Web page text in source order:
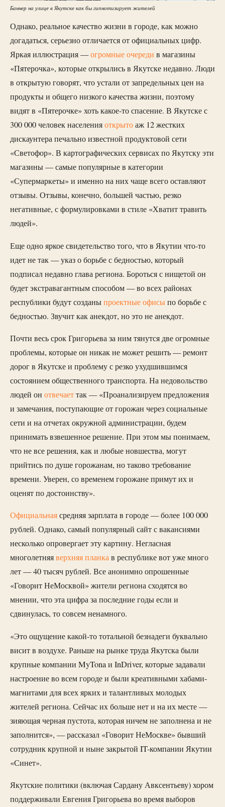
Баннер на улице в Якутске как бы гипнотизирует жителей
Однако, реальное качество жизни в городе, как можно
догадаться, серьезно отличается от официальных цифр.
Яркая иллюстрация —огромные очереди в магазины
«Пятерочка», которые открылись в Якутске недавно. Люди
в открытую говорят, что устали от запредельных цен на
продукты и общего низкого качества жизни, поэтому
видят в «Пятерочке» хоть какое-то спасение. В Якутске с
300 000 человек населенияоткрытоаж 12 жестких
дискаунтера печально известной продуктовой сети
«Светофор». В картографических сервисах по Якутску эти
магазины — самые популярные в категории
«Супермаркеты» и именно на них чаще всего оставляют
отзывы. Отзывы, конечно, большей частью, резко
негативные, с формулировками в стиле «Хватит травить
людей».
Еще одно яркое свидетельство того, что в Якутии что-то
идет не так — указ о борьбе с бедностью, который
подписал недавно глава региона. Бороться с нищетой он
будет экстравагантным способом — во всех районах
республики будут созданыпроектные офисыпо борьбе с
бедностью. Звучит как анекдот, но это не анекдот.
Почти весь срок Григорьева за ним тянутся две огромные
проблемы, которые он никак не может решить — ремонт
дорог в Якутске и проблему с резко ухудшившимся
состоянием общественного транспорта. На недовольство
людей он отвечаеттак — «Проанализируем предложения
и замечания, поступающие от горожан через социальные
сети и на отчетах окружной администрации, будем
принимать взвешенное решение. При этом мы понимаем,
что не все решения, как и любые новшества, могут
прийтись по душе горожанам, но таково требование
времени. Уверен, со временем горожане примут их и
оценят по достоинству».
Официальнаясредняя зарплата в городе — более 100 000
рублей. Однако, самый популярный сайт с вакансиями
несколько опровергает эту картину. Негласная
многолетняяверхняя планкав республике вот уже много
лет — 40 тысяч рублей. Все анонимно опрошенные
«Говорит НеМосквой» жители региона сходятся во
мнении, что эта цифра за последние годы если и
сдвинулась, то совсем ненамного.
«Это ощущение какой-то тотальной безнадеги буквально
висит в воздухе. Раньше на рынке труда Якутска были
крупные компании MyTona и InDriver, которые задавали
настроение во всем городе и были креативными хабами-
магнитами для всех ярких и талантливых молодых
жителей региона. Сейчас их больше нет и на их месте —
зияющая черная пустота, которая ничем не заполнена и не
заполнится», — рассказал «Говорит НеМоскве» бывший
сотрудник крупной и ныне закрытой IT-компании Якутии
«Синет».
Якутские политики (включая Сардану Авксентьеву) хором
поддерживали Евгения Григорьева во время выборов